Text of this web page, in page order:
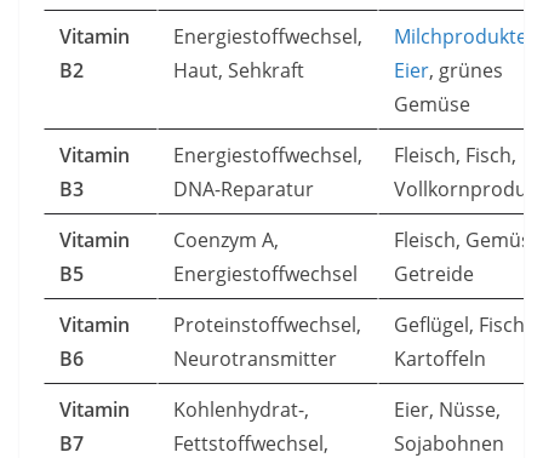
Vitamin
B2
Energiestoffwechsel,
Haut, Sehkraft
Milchprodukte
Eier, grünes
Gemüse
Vitamin
B3
Energiestoffwechsel,
DNA-Reparatur
Fleisch, Fisch,
Vitamin
B5
Coenzym A,
Energiestoffwechsel
Fleisch,
Getreide
Vitamin
B6
Proteinstoffwechsel,
Neurotransmitter
Geflügel, Fisch,
Kartoffeln
Vitamin
B7
Kohlenhydrat-,
Fettstoffwechsel,
Eier, Nüsse,
Sojabohnen